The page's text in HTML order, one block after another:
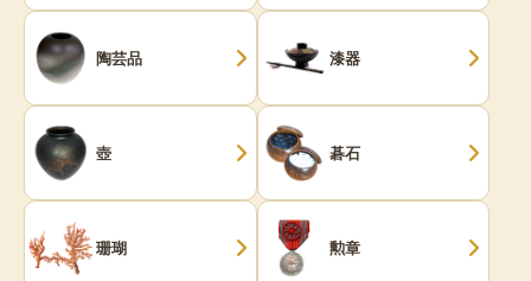
陶芸品 漆器
壺 碁石
珊瑚 勲章